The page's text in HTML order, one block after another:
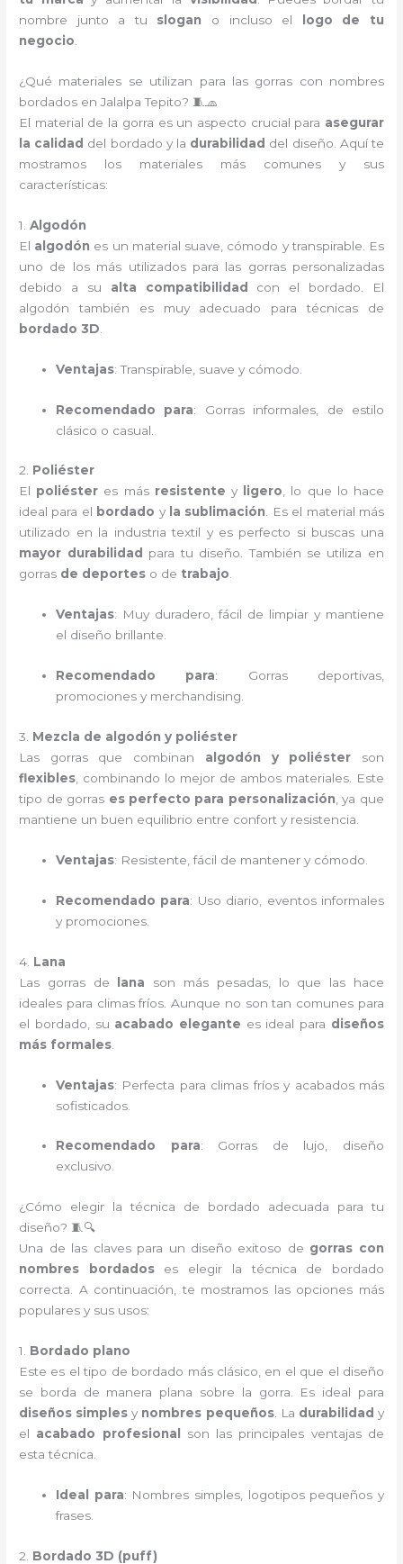
nombre junto a tu slogan o incluso el
logo de tu
negocio
¿Qué materiales se utilizan para las gorras con nombres
bordados en Jalalpa Tepito? 🧵🧢
El material de la gorra es un aspecto crucial para asegurar
la calidad del bordado y la durabilidad del diseño. Aquí te
mostramos los materiales más comunes y sus
características:
1.Algodón
El algodón es un material suave, cómodo y transpirable. Es
uno de los más utilizados para las gorras personalizadas
debido a su alta compatibilidad
con el bordado. El
algodón también es muy adecuado para técnicas de
bordado 3D
Ventajas: Transpirable, suave y cómodo.
Recomendado para: Gorras informales, de estilo
clásico o casual.
2. Poliéster
El poliéster es más resistente y ligero, lo que lo hace
ideal para el bordado y la sublimación. Es el material más
utilizado en la industria textil y es perfecto si buscas una
mayor durabilidad
para tu diseño. También se utiliza en
gorras de deportes o de trabajo.
Ventajas: Muy duradero, fácil de limpiar y mantiene
el diseño brillante.
Recomendado para: Gorras deportivas,
promociones y merchandising.
3. Mezcla de algodón y poliéster
Las gorras que combinan algodón y poliéster son
flexibles , combinando lo mejor de ambos materiales. Este
tipo de gorras es perfecto para personalización , ya que
mantiene un buen equilibrio entre confort y resistencia.
Ventajas: Resistente, fácil de mantener y cómodo.
Recomendado para: Uso diario, eventos informales
y promociones.
4. Lana
Las gorras de
lana son más pesadas, lo que las hace
ideales para climas fríos. Aunque no son tan comunes para
el bordado, su acabado elegante es ideal para diseños
más formales
Ventajas: Perfecta para climas fríos y acabados más
sofisticados.
Recomendado para: Gorras de lujo, diseño
exclusivo.
¿Cómo elegir la técnica de bordado adecuada para tu
diseño? 🧵🔍
Una de las claves para un diseño exitoso de gorras con
nombres bordadoses elegir la técnica de bordado
correcta. A continuación, te mostramos las opciones más
populares y sus usos:
1. Bordado plano
Este es el tipo de bordado más clásico, en el que el diseño
se borda de manera plana sobre la gorra. Es ideal para
diseños simples y nombres pequeños. La durabilidad y
el acabado profesional
son las principales ventajas de
esta técnica.
Ideal para: Nombres simples, logotipos pequeños y
frases.
2. Bordado 3D (puff)